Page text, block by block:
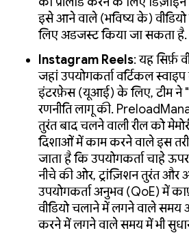
इसे आने वाले (भविष्य के) वीडियो
लिए अडजस्ट किया जा सकता है.
Instagram Reels: यह सिर्फ़
जहां उपयोगकर्ता वर्टिकल
इंटरफ़ेस (यूआई) के लिए, टीम ने "
रणनीति लागू की.
तुरंत बाद चलने वाली रील को
दिशाओं में काम करने वाले इस
जाता है कि उपयोगकर्ता चाहे
नीचे की ओर, ट्रांज़िशन तुरंत और
उपयोगकर्ता अनुभव (QoE) में
वीडियो चलाने में लगने वाले समय
करने में लगने वाले समय में भी